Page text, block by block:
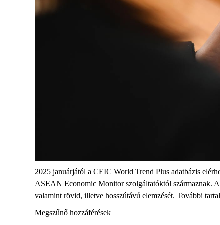
2025 januárjától a CEIC World Trend Plus adatbázis
ASEAN Economic Monitor szolgáltatóktól származnak.
valamint rövid, illetve hosszútávú elemzését. További
Megszűnő hozzáférések